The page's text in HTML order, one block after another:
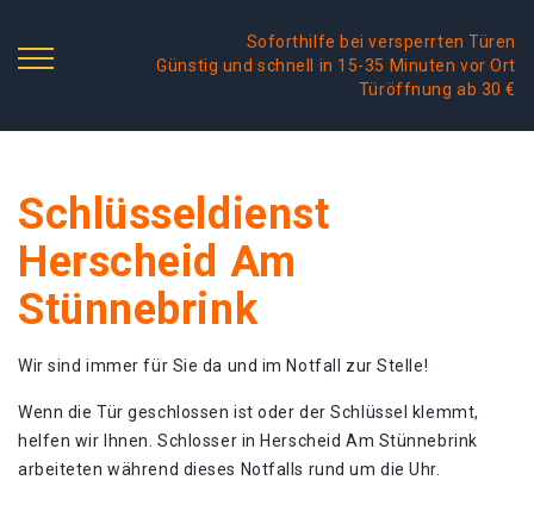
Soforthilfe bei versperrten Türen
Günstig und schnell in 15-35 Minuten vor Ort
Türöffnung ab 30 €
Schlüsseldienst
Herscheid Am
Stünnebrink
Wir sind immer für Sie da und im Notfall zur Stelle!
Wenn die Tür geschlossen ist oder der Schlüssel klemmt,
helfen wir Ihnen. Schlosser in Herscheid Am Stünnebrink
arbeiteten während dieses Notfalls rund um die Uhr.